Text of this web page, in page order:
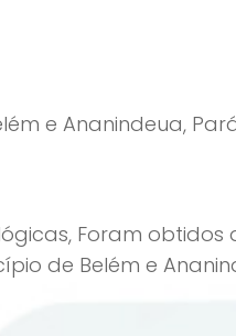
e Ananindeua,
Foram obtidos
de Belém e